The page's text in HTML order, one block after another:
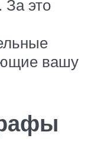
За это
вашу